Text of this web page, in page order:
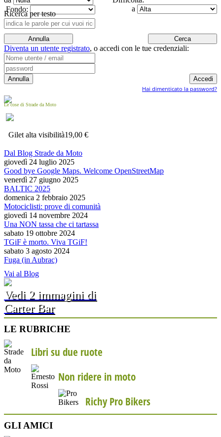
a
Fondo:
Ricerca per testo
Diventa un utente registrato, o accedi con le tue credenziali:
Hai dimenticato la password?
Le cose di Strade da Moto
Gilet alta visibilità19,00 €
Dal Blog Strade da Moto
giovedì 24 luglio 2025
Good bye Google Maps. Welcome OpenStreetMap
venerdì 27 giugno 2025
BALTIC 2025
domenica 2 febbraio 2025
Motociclisti: prove di comunità
giovedì 14 novembre 2024
Una NON tassa che ci tartassa
sabato 19 ottobre 2024
TGiF è morto. Viva TGiF!
sabato 3 agosto 2024
Fuga (in Aubrac)
Vai al Blog
Vedi 2 immagini di
Carter Bar
LE RUBRICHE
Libri su due ruote
Non ridere in moto
Richy Pro Bikers
GLI AMICI